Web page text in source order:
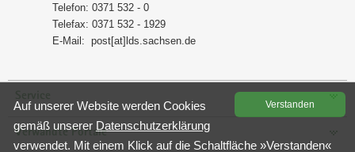
Te­le­fon: 0371 532 - 0
Te­le­fax: 0371 532 - 1929
E-​Mail: post[at]lds.sach­sen.de
Verwandte Portale
Ver­stan­den
Auf un­se­rer Web­site wer­den Coo­kies
gemäß un­se­rer Da­ten­schutz­er­klä­rung
ver­wen­det. Mit einem Klick auf die Schalt­flä­che »Ver­stan­den«